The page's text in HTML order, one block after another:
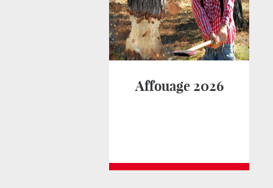
Affouage 2026